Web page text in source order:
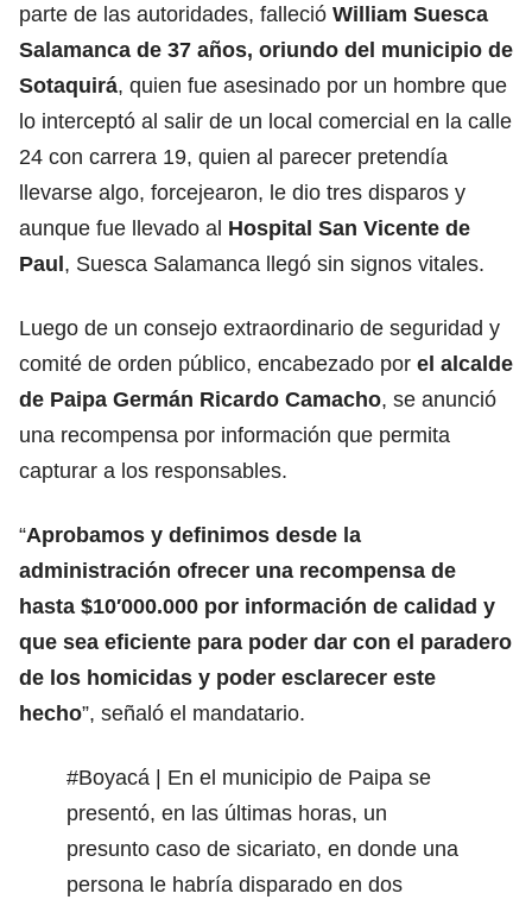
parte de las autoridades, falleció William Suesca
Salamanca de 37 años, oriundo del municipio de
Sotaquirá, quien fue asesinado por un hombre que
lo interceptó al salir de un local comercial en la calle
24 con carrera 19, quien al parecer pretendía
llevarse algo, forcejearon, le dio tres disparos y
aunque fue llevado al Hospital San Vicente de
Paul, Suesca Salamanca llegó sin signos vitales.
Luego de un consejo extraordinario de seguridad y
comité de orden público, encabezado por el alcalde
de Paipa Germán Ricardo Camacho, se anunció
una recompensa por información que permita
capturar a los responsables.
“Aprobamos y definimos desde la
administración ofrecer una recompensa de
hasta $10′000.000 por información de calidad y
que sea eficiente para poder dar con el paradero
de los homicidas y poder esclarecer este
hecho”, señaló el mandatario.
#Boyacá | En el municipio de Paipa se
presentó, en las últimas horas, un
presunto caso de sicariato, en donde una
persona le habría disparado en dos